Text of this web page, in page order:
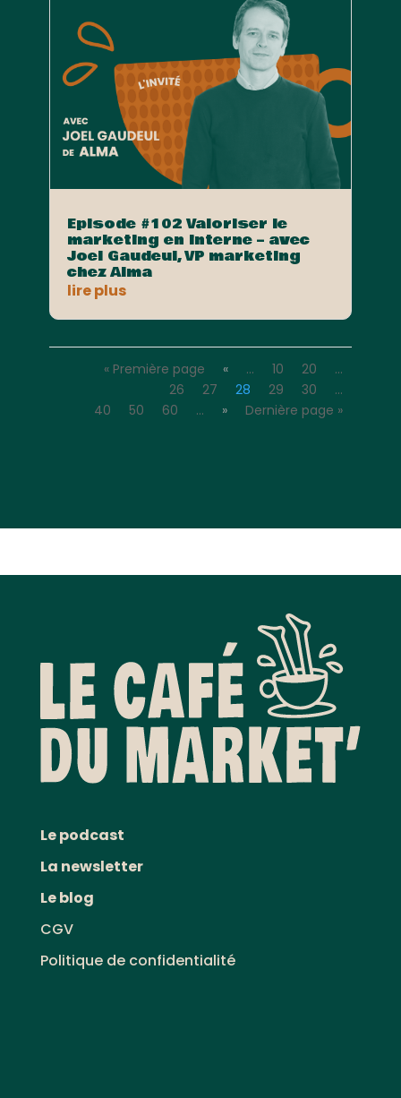
Episode #102 Valoriser le
marketing en interne – avec
Joel Gaudeul, VP marketing
chez Alma
lire plus
« Première page « … 10 20
…
26
27 28 29 30
…
40
50 60 … » Dernière page »
Le podcast
La newsletter
Le blog
CGV
Politique de confidentialité